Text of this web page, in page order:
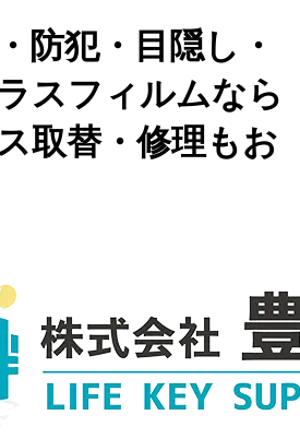
防犯・目隠し・
スフィルムなら
取替・修理もお